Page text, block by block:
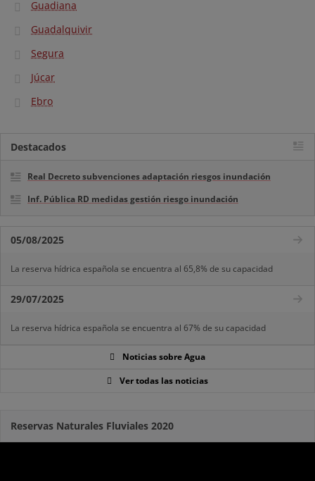
Guadiana
Guadalquivir
Segura
Júcar
Ebro
Destacados
Real Decreto subvenciones adaptación riesgos inundación
Inf. Pública RD medidas gestión riesgo inundación
05/08/2025
La reserva hídrica española se encuentra al 65,8% de su capacidad
29/07/2025
La reserva hídrica española se encuentra al 67% de su capacidad
Noticias sobre Agua
Ver todas las noticias
Reservas Naturales Fluviales 2020